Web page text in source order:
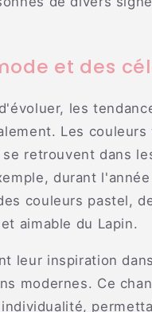
et des
les
Les
retrouvent dans
durant
couleurs pastel,
aimable du Lapin.
leur inspiration
modernes. Ce